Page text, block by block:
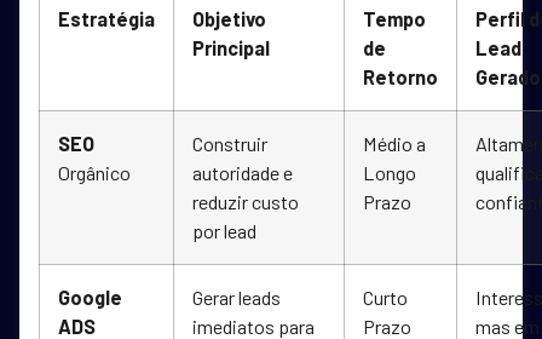
Estratégia
Objetivo
Principal
Tempo
de
Retorno
Perfil
Lead
Gerado
SEO
Orgânico
Construir
autoridade e
reduzir custo
por lead
Médio a
Longo
Prazo
Google
ADS
Gerar leads
imediatos para
Curto
Prazo
mas